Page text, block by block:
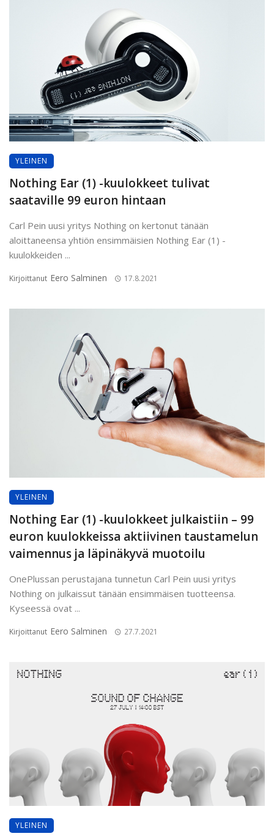
YLEINEN
Nothing Ear (1) -kuulokkeet tulivat
saataville 99 euron hintaan
Carl Pein uusi yritys Nothing on kertonut tänään
aloittaneensa yhtiön ensimmäisien Nothing Ear (1) -
kuulokkeiden ...
Kirjoittanut Eero Salminen 17.8.2021
YLEINEN
Nothing Ear (1) -kuulokkeet julkaistiin – 99
euron kuulokkeissa aktiivinen taustamelun
vaimennus ja läpinäkyvä muotoilu
OnePlussan perustajana tunnetun Carl Pein uusi yritys
Nothing on julkaissut tänään ensimmäisen tuotteensa.
Kyseessä ovat ...
Kirjoittanut Eero Salminen 27.7.2021
YLEINEN